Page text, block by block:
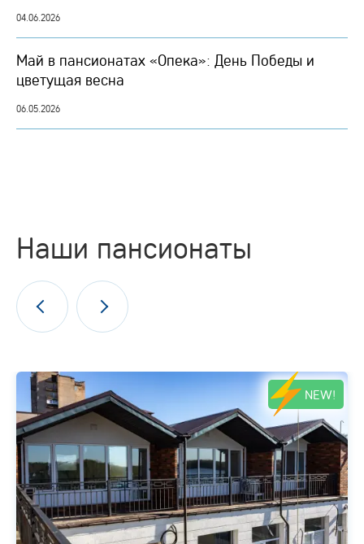
04.06.2026
Май в пансионатах «Опека»: День Победы и
цветущая весна
06.05.2026
Наши пансионаты
NEW!